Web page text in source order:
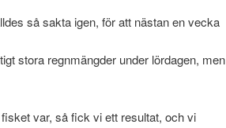
så sakta igen, för att nästan en vecka
stora regnmängder under lördagen, men
var, så fick vi ett resultat, och vi